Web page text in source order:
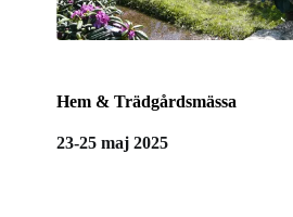
Hem & Trädgårdsmässa
23-25 maj 2025